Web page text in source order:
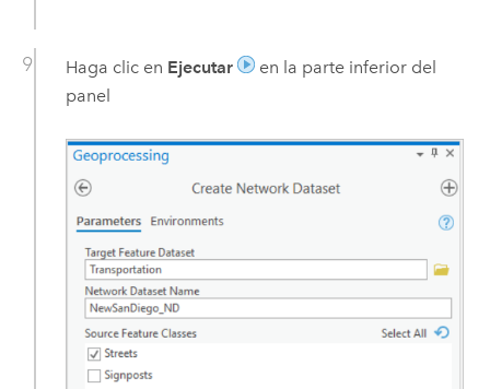
Haga clic en Ejecutar
en la parte inferior del
panel